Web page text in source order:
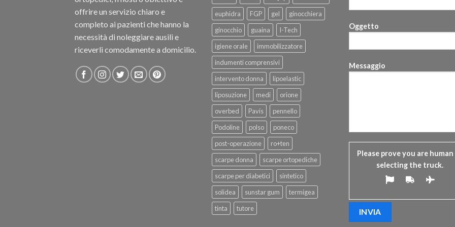
offrire un servizio chiaro e
completo ai pazienti che hanno la
necessità di noleggiare ausili e
riceverli comodamente a domicilio.
euphidra
FGP gel
ginocchiera
ginocchio
guaina
I-Tech
igiene orale
immobilizzatore
indumenti comprensivi
intervento donna
lipoelastic
liposuzione
medi
orione
overbed
Pavis
pennello
Podoline
polso
poneco
post-operazione
ro+ten
scarpe donna
scarpe ortopediche
scarpe per diabetici
sintetico
solidea
sunstar gum
termigea
tinta
tutore
Oggetto
Messaggio
Please prove you are human
selecting the truck.